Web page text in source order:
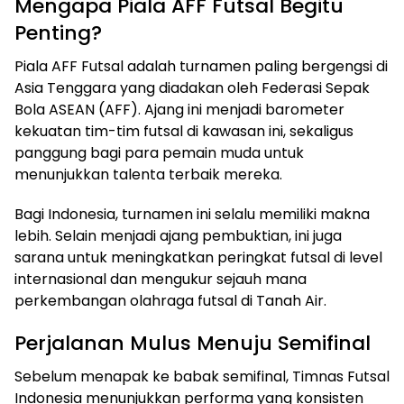
Mengapa Piala AFF Futsal Begitu
Penting?
Piala AFF Futsal adalah turnamen paling bergengsi di
Asia Tenggara yang diadakan oleh Federasi Sepak
Bola ASEAN (AFF). Ajang ini menjadi barometer
kekuatan tim-tim futsal di kawasan ini, sekaligus
panggung bagi para pemain muda untuk
menunjukkan talenta terbaik mereka.
Bagi Indonesia, turnamen ini selalu memiliki makna
lebih. Selain menjadi ajang pembuktian, ini juga
sarana untuk meningkatkan peringkat futsal di level
internasional dan mengukur sejauh mana
perkembangan olahraga futsal di Tanah Air.
Perjalanan Mulus Menuju Semifinal
Sebelum menapak ke babak semifinal, Timnas Futsal
Indonesia menunjukkan performa yang konsisten